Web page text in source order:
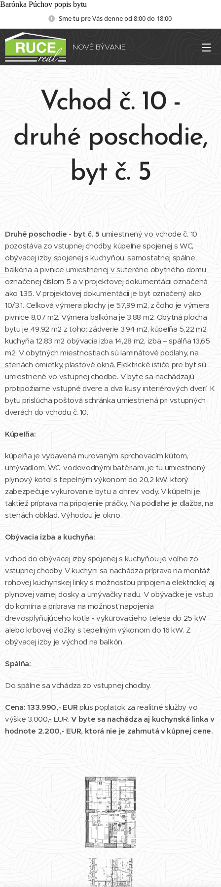
Barónka Púchov popis bytu
Sme tu pre Vás denne od 8:00 do 18:00
NOVÉ BÝVANIE
Vchod č. 10 -
druhé poschodie,
byt č. 5
Druhé poschodie - byt č. 5 umiestnený vo vchode č. 10
pozostáva zo vstupnej chodby, kúpeľne spojenej s WC,
obývacej izby spojenej s kuchyňou, samostatnej spálne,
balkóna a pivnice umiestnenej v suteréne obytného domu
označenej číslom 5 a v projektovej dokumentácii označená
ako 1.35. V projektovej dokumentácii je byt označený ako
10/3.1. Celková výmera plochy je 57,99 m2, z čoho je výmera
pivnice 8,07 m2. Výmera balkóna je 3,88 m2. Obytná plocha
bytu je 49,92 m2 z toho: zádverie 3,94 m2, kúpeľňa 5,22 m2,
kuchyňa 12,83 m2 obývacia izba 14,28 m2, izba – spálňa 13,65
m2. V obytných miestnostiach sú laminátové podlahy, na
stenách omietky, plastové okná. Elektrické ističe pre byt sú
umiestnené vo vstupnej chodbe. V byte sa nachádzajú
protipožiarne vstupné dvere a dva kusy interiérových dverí. K
bytu prislúcha poštová schránka umiestnená pri vstupných
dverách do vchodu č. 10.
Kúpeľňa:
kúpeľňa je vybavená murovaným sprchovacím kútom,
umývadlom, WC, vodovodnými batériami, je tu umiestnený
plynový kotol s tepelným výkonom do 20,2 kW, ktorý
zabezpečuje vykurovanie bytu a ohrev vody. V kúpeľni je
taktiež príprava na pripojenie práčky. Na podlahe je dlažba, na
stenách obklad. Výhodou je okno.
Obývacia izba a kuchyňa:
vchod do obývacej izby spojenej s kuchyňou je voľne zo
vstupnej chodby. V kuchyni sa nachádza príprava na montáž
rohovej kuchynskej linky s možnosťou pripojenia elektrickej aj
plynovej varnej dosky a umývačky riadu. V obývačke je vstup
do komína a príprava na možnosť napojenia
drevosplyňujúceho kotla - vykurovacieho telesa do 25 kW
alebo krbovej vložky s tepelným výkonom do 16 kW. Z
obývacej izby je východ na balkón.
Spálňa:
Do spálne sa vchádza zo vstupnej chodby.
Cena: 133.990,- EUR plus poplatok za realitné služby vo
výške 3.000,- EUR.V byte sa nachádza aj kuchynská linka v
hodnote 2.200,- EUR, ktorá nie je zahrnutá v kúpnej cene.